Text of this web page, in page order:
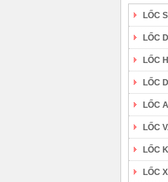
LỐC
LỐC
LỐC
LỐC
LỐC
LỐC
LỐC
LỐC